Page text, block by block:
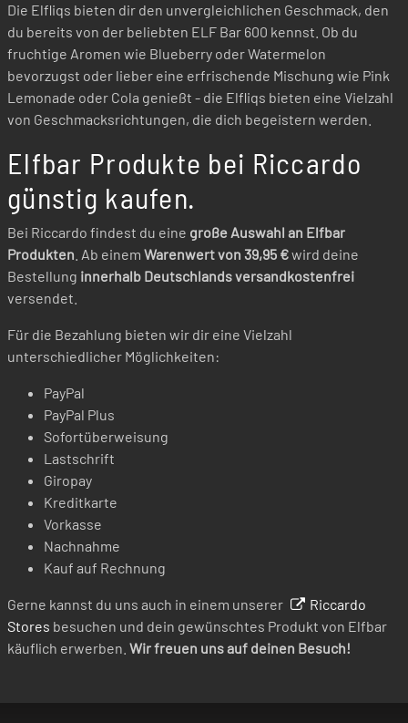
Die Elfliqs bieten dir den unvergleichlichen Geschmack, den
du bereits von der beliebten ELF Bar 600 kennst. Ob du
fruchtige Aromen wie Blueberry oder Watermelon
bevorzugst oder lieber eine erfrischende Mischung wie Pink
Lemonade oder Cola genießt - die Elfliqs bieten eine Vielzahl
von Geschmacksrichtungen, die dich begeistern werden.
Elfbar Produkte bei Riccardo
günstig kaufen.
Bei Riccardo findest du eine große Auswahl an Elfbar
Produkten . Ab einem Warenwert von 39,95 €wird deine
Bestellung innerhalb Deutschlands versandkostenfrei
versendet.
Für die Bezahlung bieten wir dir eine Vielzahl
unterschiedlicher Möglichkeiten:
PayPal
PayPal Plus
Sofortüberweisung
Lastschrift
Giropay
Kreditkarte
Vorkasse
Nachnahme
Kauf auf Rechnung
Gerne kannst du uns auch in einem unserer
Riccardo
Stores besuchen und dein gewünschtes Produkt von Elfbar
käuflich erwerben. Wir freuen uns auf deinen Besuch!